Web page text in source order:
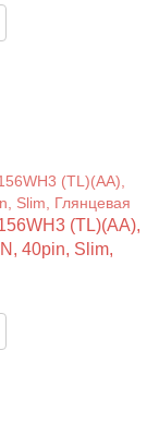
(TL)(AA),
40pin, Slim,